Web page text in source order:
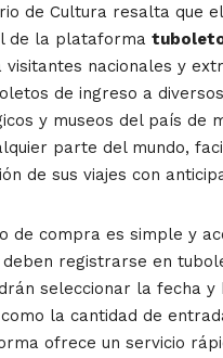
de Cultura resalta que
de la plataforma
visitantes nacionales y
de ingreso a
y museos del país de
parte del mundo,
de sus viajes con
de compra es simple y
registrarse en
seleccionar la fecha y
la cantidad de
ofrece un servicio